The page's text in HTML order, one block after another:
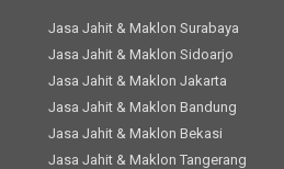
Jasa Jahit & Maklon Surabaya
Jasa Jahit & Maklon Sidoarjo
Jasa Jahit & Maklon Jakarta
Jasa Jahit & Maklon Bandung
Jasa Jahit & Maklon Bekasi
Jasa Jahit & Maklon Tangerang